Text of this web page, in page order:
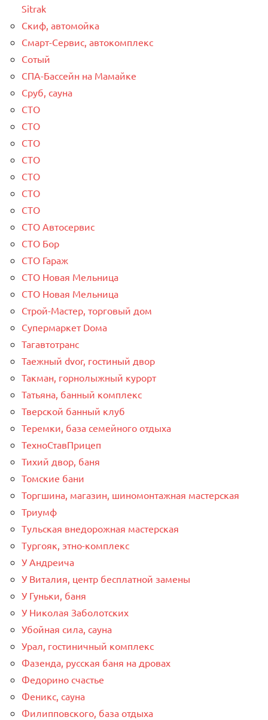
Sitrak
Скиф, автомойка
Смарт-Сервис, автокомплекс
Сотый
СПА-Бассейн на Мамайке
Сруб, сауна
СТО
СТО
СТО
СТО
СТО
СТО
СТО
СТО Автосервис
СТО Бор
СТО Гараж
СТО Новая Мельница
СТО Новая Мельница
Строй-Мастер, торговый дом
Супермаркет Dома
Тагавтотранс
Таежный dvor, гостиный двор
Такман, горнолыжный курорт
Татьяна, банный комплекс
Тверской банный клуб
Теремки, база семейного отдыха
ТехноСтавПрицеп
Тихий двор, баня
Томские бани
Торгшина, магазин, шиномонтажная мастерская
Триумф
Тульская внедорожная мастерская
Тургояк, этно-комплекс
У Андреича
У Виталия, центр бесплатной замены
У Гуньки, баня
У Николая Заболотских
Убойная сила, сауна
Урал, гостиничный комплекс
Фазенда, русская баня на дровах
Федорино счастье
Феникс, сауна
Филипповского, база отдыха